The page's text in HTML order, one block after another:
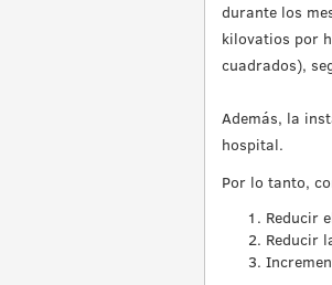
durante los
kilovatios por
cuadrados),
Además, la
hospital.
Por lo tanto,
Reducir
Reducir